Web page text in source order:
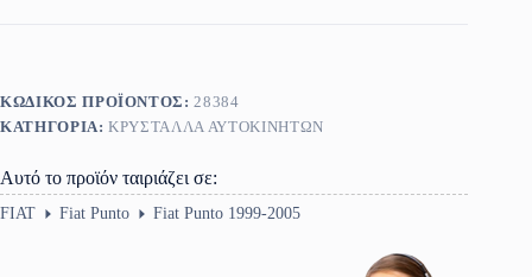
ΚΩΔΙΚΌΣ ΠΡΟΪΌΝΤΟΣ: 28384
ΚΑΤΗΓΟΡΊΑ:ΚΡΎΣΤΑΛΛΑ ΑΥΤΟΚΙΝΉΤΩΝ
Αυτό το προϊόν ταιριάζει σε:
FIAT Fiat Punto Fiat Punto 1999-2005